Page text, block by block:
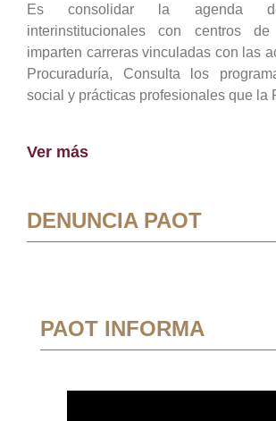
Es consolidar la agenda
interinstitucionales con centros
imparten carreras vinculadas con las
Procuraduría, Consulta los
social y prácticas profesionales que la
Ver más
DENUNCIA PAOT
PAOT INFORMA